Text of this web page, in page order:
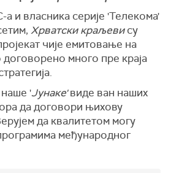
а и власника серије 'Телекома'
Хрватски краљевису
чије емитовање на
много пре краја
'Јунаке'виде ван наших
да договори њихову
да квалитетом могу
међународног